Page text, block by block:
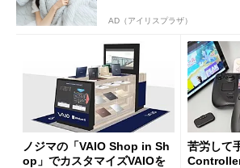
AD（アイリスプラザ）
ノジマの「VAIO Shop in Sh
op」でカスタマイズVAIOを
苦労して